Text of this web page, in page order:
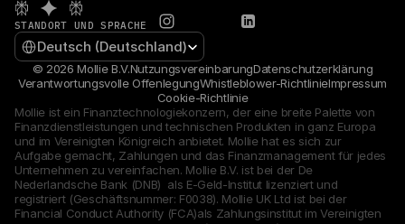
STANDORT UND SPRACHE
Select Language
Deutsch (Deutschland)
© 2026 Mollie B.V.NutzungsvereinbarungDatenschutzerklärung
Verantwortungsvolle OffenlegungWhistleblower-RichtlinieImpressum
Cookie-Richtlinie
Mollie ist ein Finanztechnologiekonzern, der eine breite Palette von
Finanzdienstleistungen und technischen Produkten in ganz Europa
und im Vereinigten Königreich anbietet. Mollie hat es sich zur
Aufgabe gemacht, Zahlungen und das Finanzmanagement für jedes
Unternehmen zu vereinfachen. Mollie B.V. ist bei der De
Nederlandsche Bank (DNB)  als E-Geld-Institut lizenziert und
registriert (Geschäftsnummer: F0038). Mollie UK Ltd ist bei der
Financial Conduct Authority (FCA)als Zahlungsinstitut im Vereinigten